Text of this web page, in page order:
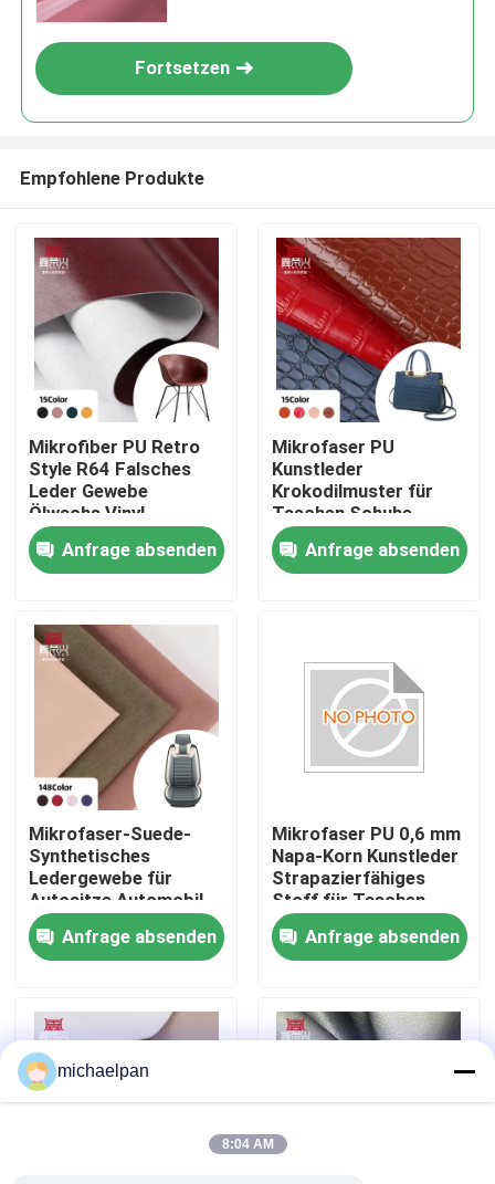
Startseite
Über uns
Fabrik Tour
Qualitätskontrolle
Kontakt
Referenzen
Falsches Leder aus PVC
PU-Faux-Leder
Fortsetzen
Empfohlene Produkte
Mikrofiber PU Retro
Style R64 Falsches
Leder Gewebe
Ölwachs Vinyl
Handwerk Sofa Stuhl
Gürtel Wasserdichte
Strecke für Taschen
Anfrage absenden
Mikrofaser PU
Kunstleder
Krokodilmuster für
Taschen Schuhe
Sofas Geldbörsen
Hüllen Notizbücher
Kleidungsstücke
Anfrage absenden
Mikrofaser-Suede-
Synthetisches
Ledergewebe für
Autositze Automobil-
Trim-Kissen Sofa-
Tasche Brieftasche
Schuhkasten
Anfrage absenden
Mikrofaser PU 0,6 mm
Napa-Korn Kunstleder
Strapazierfähiges
Stoff für Taschen,
Sofas, Möbel, Schuhe,
Geldbörsen, Auto-
Dekoration, Basteln,
Anfrage absenden
michaelpan
8:04 AM